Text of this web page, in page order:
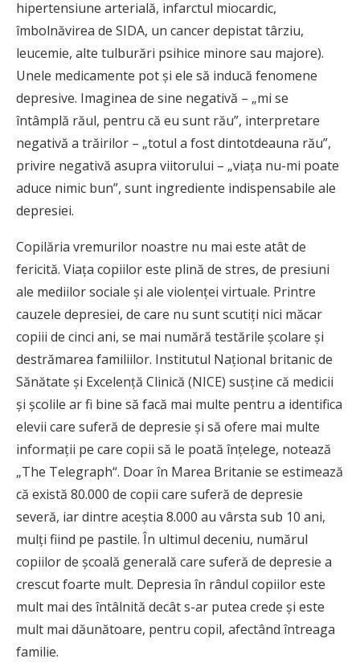
hipertensiune arterială, infarctul miocardic,
îmbolnăvirea de SIDA, un cancer depistat târziu,
leucemie, alte tulburări psihice minore sau majore).
Unele medicamente pot şi ele să inducă fenomene
depresive. Imaginea de sine negativă – „mi se
întâmplă răul, pentru că eu sunt rău”, interpretare
negativă a trăirilor – „totul a fost dintotdeauna rău”,
privire negativă asupra viitorului – „viaţa nu-mi poate
aduce nimic bun”, sunt ingrediente indispensabile ale
depresiei.
Copilăria vremurilor noastre nu mai este atât de
fericită. Viaţa copiilor este plină de stres, de presiuni
ale mediilor sociale şi ale violenţei virtuale. Printre
cauzele depresiei, de care nu sunt scutiţi nici măcar
copiii de cinci ani, se mai numără testările şcolare şi
destrămarea familiilor. Institutul Naţional britanic de
Sănătate şi Excelenţă Clinică (NICE) susţine că medicii
şi şcolile ar fi bine să facă mai multe pentru a identifica
elevii care suferă de depresie şi să ofere mai multe
informaţii pe care copii să le poată înţelege, notează
„The Telegraph“. Doar în Marea Britanie se estimează
că există 80.000 de copii care suferă de depresie
severă, iar dintre aceştia 8.000 au vârsta sub 10 ani,
mulţi fiind pe pastile. În ultimul deceniu, numărul
copiilor de şcoală generală care suferă de depresie a
crescut foarte mult. Depresia în rândul copiilor este
mult mai des întâlnită decât s-ar putea crede şi este
mult mai dăunătoare, pentru copil, afectând întreaga
familie.